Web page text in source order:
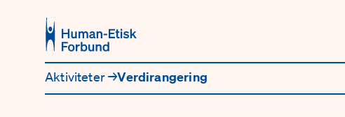
Aktiviteter→Verdirangering